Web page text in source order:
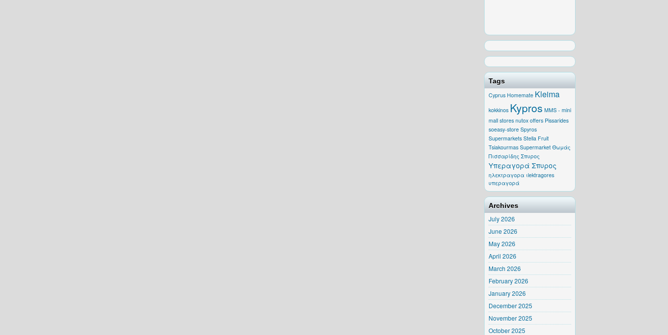
Tags
Cyprus Homemate Kleima
kokkinos Kypros MMS - mini
mall stores nutox offers Pissarides
soeasy-store Spyros
Supermarkets Stella Fruit
Tsiakourmas Supermarket Θωμάς
Πισσαρίδης Σπυρος
Υπεραγορά Σπυρος
ηλεκτραγορα ιlektragores
υπεραγορά
Archives
July 2026
June 2026
May 2026
April 2026
March 2026
February 2026
January 2026
December 2025
November 2025
October 2025